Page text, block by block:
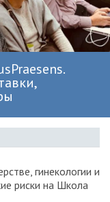
гинекологии и
риски на Школа